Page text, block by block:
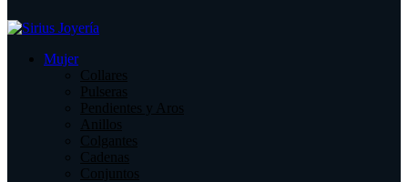
Mujer
Collares
Pulseras
Pendientes y Aros
Anillos
Colgantes
Cadenas
Conjuntos